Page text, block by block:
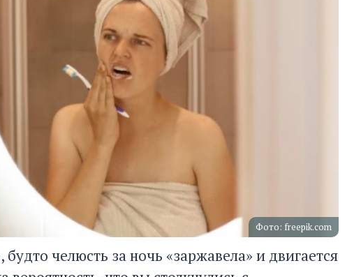
Фото: freepik.com
челюсть за ночь «заржавела» и двигается